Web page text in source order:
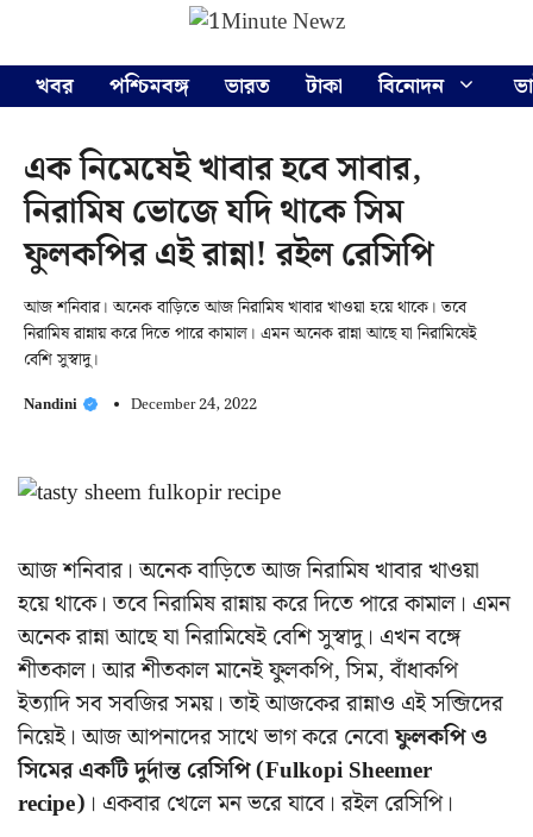
content
খবর
পশ্চিমবঙ্গ ভারত টাকা বিনোদন
এক নিমেষেই খাবার হবে সাবার,
নিরামিষ ভোজে যদি থাকে সিম
ফুলকপির এই রান্না! রইল রেসিপি
আজ শনিবার। অনেক বাড়িতে আজ নিরামিষ খাবার খাওয়া হয়ে থাকে। তবে
নিরামিষ রান্নায় করে দিতে পারে কামাল। এমন অনেক রান্না আছে যা নিরামিষেই
বেশি সুস্বাদু।
Nandini December 24, 2022
আজ শনিবার। অনেক বাড়িতে আজ নিরামিষ খাবার খাওয়া
হয়ে থাকে। তবে নিরামিষ রান্নায় করে দিতে পারে কামাল। এমন
অনেক রান্না আছে যা নিরামিষেই বেশি সুস্বাদু। এখন বঙ্গে
শীতকাল। আর শীতকাল মানেই ফুলকপি, সিম, বাঁধাকপি
ইত্যাদি সব সবজির সময়। তাই আজকের রান্নাও এই সব্জিদের
নিয়েই। আজ আপনাদের সাথে ভাগ করে নেবোফুলকপি ও
সিমের একটি দুর্দান্ত রেসিপি (Fulkopi Sheemer
recipe) । একবার খেলে মন ভরে যাবে। রইল রেসিপি।